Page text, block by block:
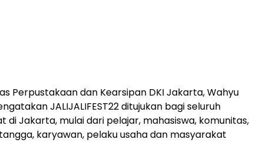
Perpustakaan dan Kearsipan DKI Jakarta, Wahyu
JALIJALIFEST22 ditujukan bagi seluruh
di Jakarta, mulai dari pelajar, mahasiswa, komunitas,
karyawan, pelaku usaha dan masyarakat